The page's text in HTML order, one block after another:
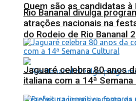
Quem são as candidatas à
do Rodeio de Rio Bananal
Rio Bananal divulga
atrações nacionais na
Jaguaré celebra 80 anos
italiana com a 14ª Semana